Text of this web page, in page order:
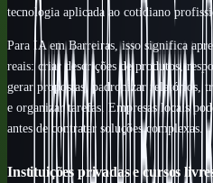
tecnologia aplicada ao cotidiano
Para IA em Barreiras, isso significa
reais: criar descrições de produtos,
gerar propostas, padronizar relatórios,
e organizar tarefas. Empresas locais
antes de contratar soluções complexas.
Instituições privadas e cursos